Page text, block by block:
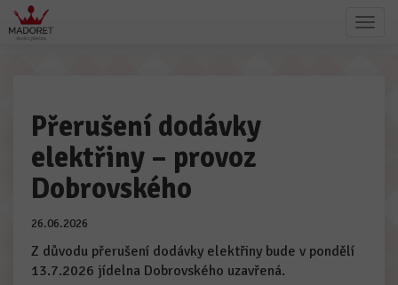
Přerušení dodávky
elektřiny – provoz
Dobrovského
26.06.2026
Z důvodu přerušení dodávky elektřiny bude v pondělí
13.7.2026 jídelna Dobrovského uzavřená.